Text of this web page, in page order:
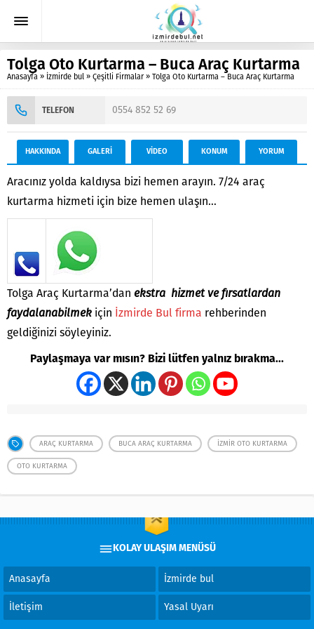
Tolga Oto Kurtarma – Buca Araç Kurtarma
Anasayfa » İzmirde bul » Çeşitli Firmalar » Tolga Oto Kurtarma – Buca Araç Kurtarma
TELEFON 0554 852 52 69
HAKKINDA GALERİ VİDEO KONUM YORUM
Aracınız yolda kaldıysa bizi hemen arayın. 7/24 araç
kurtarma hizmeti için bize hemen ulaşın…
Tolga Araç Kurtarma’dan ekstra hizmet ve fırsatlardan
faydalanabilmek için İzmirde Bul firma rehberinden
geldiğinizi söyleyiniz.
Paylaşmaya var mısın? Bizi lütfen yalnız bırakma...
ARAÇ KURTARMA BUCA ARAÇ KURTARMA İZMIR OTO KURTARMA
OTO KURTARMA
KOLAY ULAŞIM MENÜSÜ
Anasayfa İzmirde bul
İletişim Yasal Uyarı